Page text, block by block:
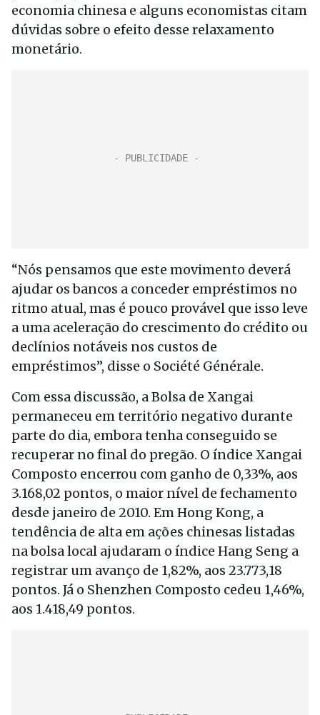
economia chinesa e alguns economistas citam
dúvidas sobre o efeito desse relaxamento
monetário.
“Nós pensamos que este movimento deverá
ajudar os bancos a conceder empréstimos no
ritmo atual, mas é pouco provável que isso leve
a uma aceleração do crescimento do crédito ou
declínios notáveis nos custos de
empréstimos”, disse o Société Générale.
Com essa discussão, a Bolsa de Xangai
permaneceu em território negativo durante
parte do dia, embora tenha conseguido se
recuperar no final do pregão. O índice Xangai
Composto encerrou com ganho de 0,33%, aos
3.168,02 pontos, o maior nível de fechamento
desde janeiro de 2010. Em Hong Kong, a
tendência de alta em ações chinesas listadas
na bolsa local ajudaram o índice Hang Seng a
registrar um avanço de 1,82%, aos 23.773,18
pontos. Já o Shenzhen Composto cedeu 1,46%,
aos 1.418,49 pontos.